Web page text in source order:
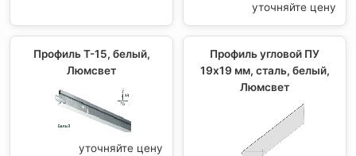
уточняйте цену
Профиль T-15, белый,
Люмсвет
уточняйте цену
Профиль угловой ПУ
19x19 мм, сталь, белый,
Люмсвет